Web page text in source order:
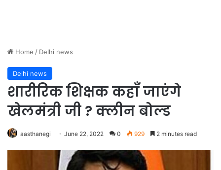
Home / Delhi news
Delhi news
शारीरिक शिक्षक कहाँ जाएंगे
खेलमंत्री जी ? क्लीन बोल्ड
aasthanegi June 22, 2022 0 929 2 minutes read